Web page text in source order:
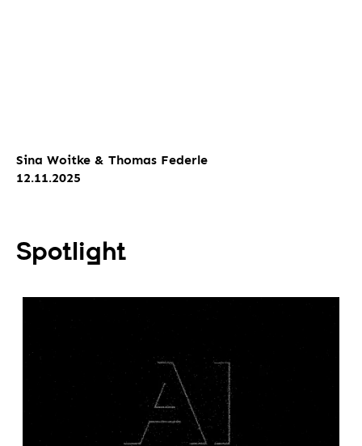
Sina Woitke & Thomas Federle
12.11.2025
Spotlight